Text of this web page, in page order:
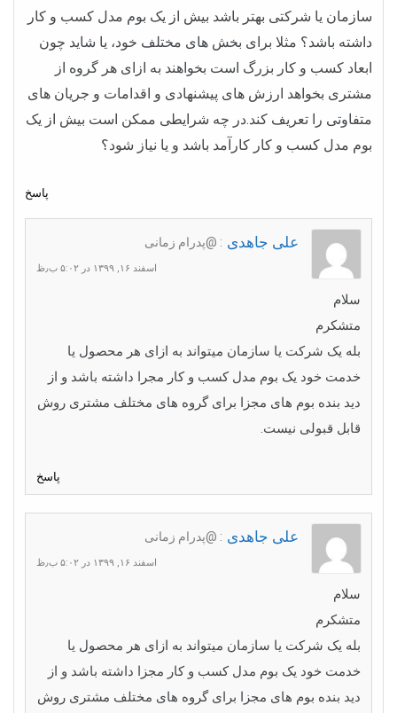
سازمان یا شرکتی بهتر باشد بیش از یک بوم مدل کسب و کار
داشته باشد؟ مثلا برای بخش های مختلف خود، یا شاید چون
ابعاد کسب و کار بزرگ است بخواهند به ازای هر گروه از
مشتری بخواهد ارزش های پیشنهادی و اقدامات و جریان های
متفاوتی را تعریف کند.در چه شرایطی ممکن است بیش از یک
بوم مدل کسب و کار کارآمد باشد و یا نیاز شود؟
پاسخ
علی جاهدی : @پدرام زمانی
اسفند ۱۶, ۱۳۹۹ در ۵:۰۲ ب٫ظ
سلام
متشکرم
بله یک شرکت یا سازمان میتواند به ازای هر محصول یا
خدمت خود یک بوم مدل کسب و کار مجرا داشته باشد و از
دید بنده بوم های مجزا برای گروه های مختلف مشتری روش
قابل قبولی نیست.
پاسخ
علی جاهدی : @پدرام زمانی
اسفند ۱۶, ۱۳۹۹ در ۵:۰۲ ب٫ظ
سلام
متشکرم
بله یک شرکت یا سازمان میتواند به ازای هر محصول یا
خدمت خود یک بوم مدل کسب و کار مجزا داشته باشد و از
دید بنده بوم های مجزا برای گروه های مختلف مشتری روش